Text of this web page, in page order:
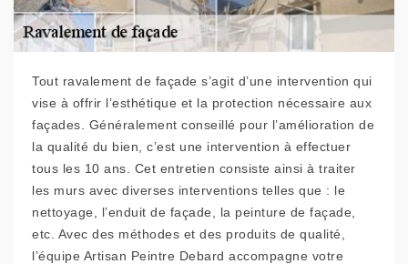
Tout ravalement de façade s’agit d’une intervention qui
vise à offrir l’esthétique et la protection nécessaire aux
façades. Généralement conseillé pour l’amélioration de
la qualité du bien, c’est une intervention à effectuer
tous les 10 ans. Cet entretien consiste ainsi à traiter
les murs avec diverses interventions telles que : le
nettoyage, l’enduit de façade, la peinture de façade,
etc. Avec des méthodes et des produits de qualité,
l’équipe Artisan Peintre Debard accompagne votre